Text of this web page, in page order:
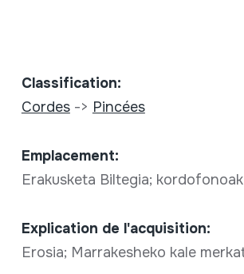
Classification:
Cordes-> Pincées
Emplacement:
Erakusketa Biltegia; kordofonoak
Explication de l'acquisition:
Erosia; Marrakesheko kale